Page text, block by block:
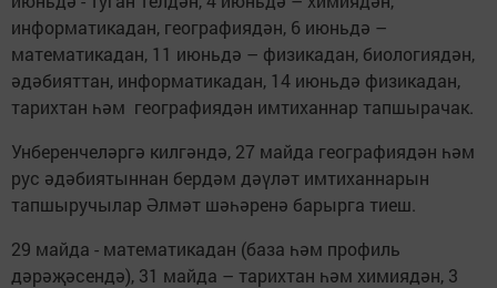
информатикадан, географиядән, 6 июньдә –
математикадан, 11 июньдә – физикадан, биологиядән,
әдәбияттан, информатикадан, 14 июньдә физикадан,
тарихтан һәм географиядән имтиханнар тапшырачак.
Унберенчеләргә килгәндә, 27 майда географиядән һәм
рус әдәбиятыннан бердәм дәүләт имтиханнарын
тапшыручылар Әлмәт шәһәренә барырга тиеш.
29 майда - математикадан (база һәм профиль
дәрәҗәсендә), 31 майда – тарихтан һәм химиядән, 3